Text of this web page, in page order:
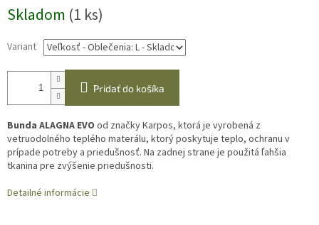
cena:
Skladom (1 ks)
Variant
Pridať do košíka
Bunda ALAGNA EVO od značky Karpos, ktorá je vyrobená z
vetruodolného teplého materálu, ktorý poskytuje teplo, ochranu v
prípade potreby a priedušnosť. Na zadnej strane je použitá ľahšia
tkanina pre zvýšenie priedušnosti.
Detailné informácie